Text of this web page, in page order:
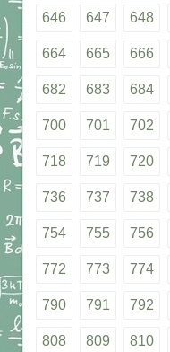
646 647 648
664 665 666
682 683 684
700 701 702
718 719 720
736 737 738
754 755 756
772 773 774
790 791 792
808 809 810